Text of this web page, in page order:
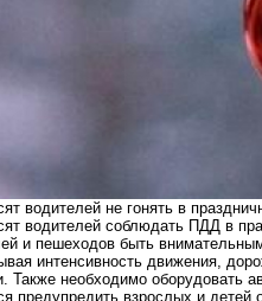
водителей не гонять в
водителей соблюдать ПДД в
и пешеходов быть
интенсивность движения,
Также необходимо
предупредить взрослых и